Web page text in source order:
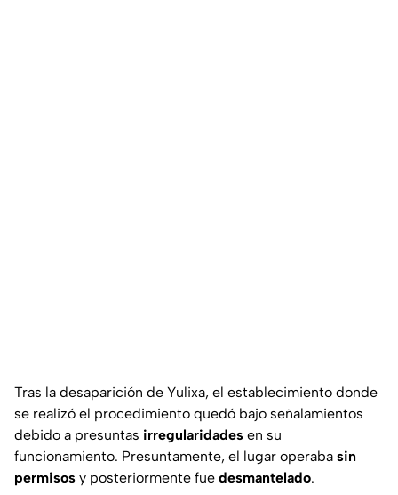
Tras la desaparición de Yulixa, el establecimiento donde
se realizó el procedimiento quedó bajo señalamientos
debido a presuntas irregularidades en su
funcionamiento. Presuntamente, el lugar operaba sin
permisos y posteriormente fue desmantelado.